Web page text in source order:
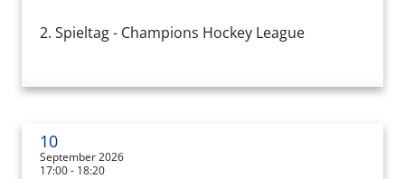
2. Spieltag - Champions Hockey League
10
September 2026
17:00 - 18:20